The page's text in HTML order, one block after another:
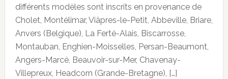
différents modèles sont inscrits en provenance de
Cholet, Montélimar, Viâpres-le-Petit, Abbeville, Briare,
Anvers (Belgique), La Ferté-Alais, Biscarrosse,
Montauban, Enghien-Moisselles, Persan-Beaumont,
Angers-Marcé, Beauvoir-sur-Mer, Chavenay-
Villepreux, Headcorn (Grande-Bretagne), […]